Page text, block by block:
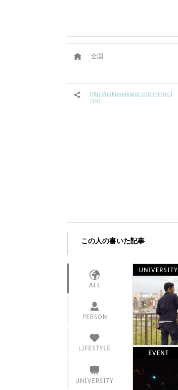
全国
http://gakuseikaigi.com/nihon1
/16/
この人の書いた記事
インタビュー
衣